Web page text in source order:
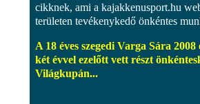
cikknek, ami a kajakkenusport.hu
területen tevékenykedő önkéntes
A 18 éves szegedi Varga Sára
két évvel ezelőtt vett részt
Világkupán...